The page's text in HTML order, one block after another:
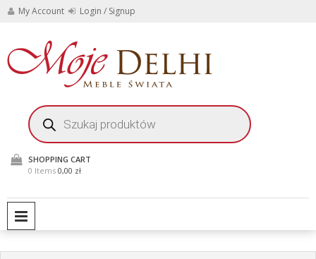
SkipMy Account Login / Signup
Delhi
Meble
Świata
Wyszukiwarka
produktów
SHOPPING CART
0 Items 0,00 zł